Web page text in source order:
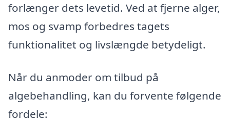
forlænger dets levetid. Ved at fjerne alger,
mos og svamp forbedres tagets
funktionalitet og livslængde betydeligt.
Når du anmoder om tilbud på
algebehandling, kan du forvente følgende
fordele: